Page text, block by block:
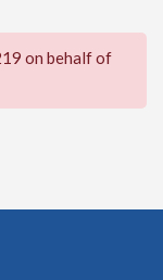
on behalf of